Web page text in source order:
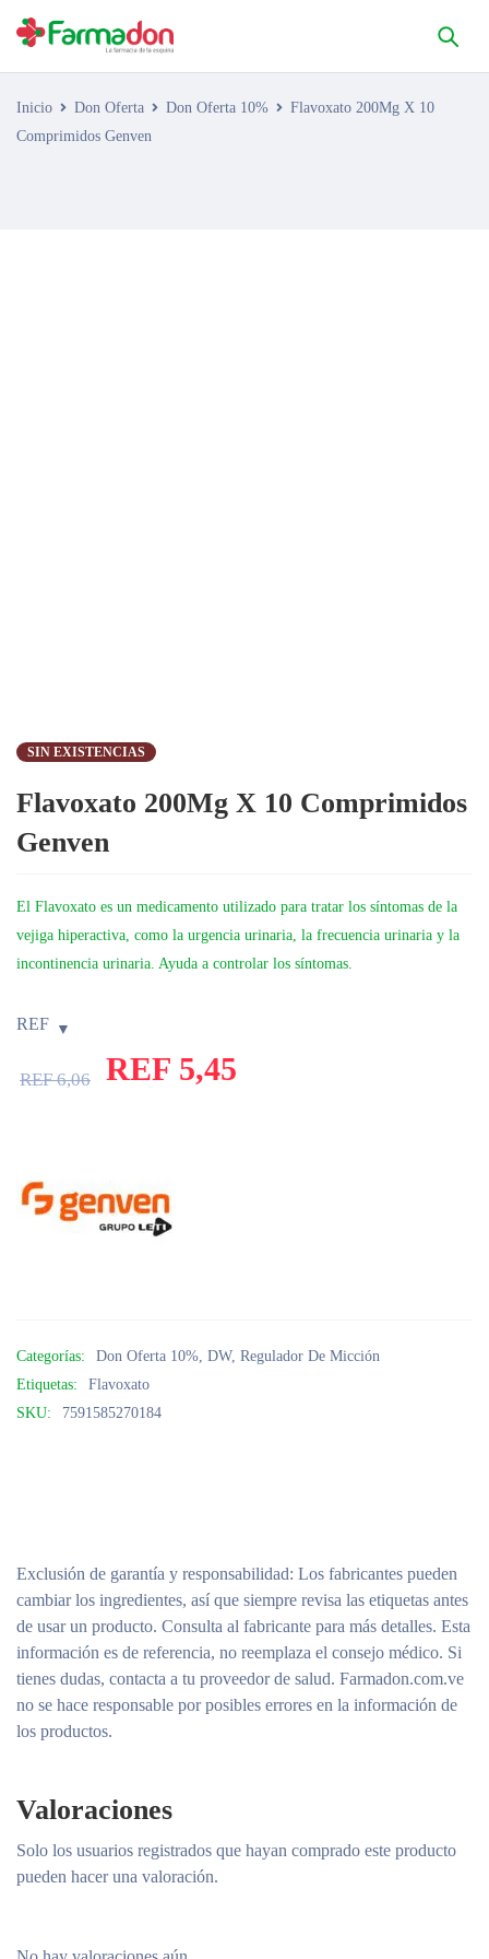
Inicio Don Oferta Don Oferta 10%
Flavoxato 200Mg X 10
Comprimidos Genven
SIN EXISTENCIAS
Flavoxato 200Mg X 10 Comprimidos
Genven
El Flavoxato es un medicamento utilizado para tratar los síntomas de la
vejiga hiperactiva, como la urgencia urinaria, la frecuencia urinaria y la
incontinencia urinaria. Ayuda a controlar los síntomas.
REF
REF6,06 REF 5,45
Categorías: Don Oferta 10%, DW, Regulador De Micción
Etiquetas:
Flavoxato
SKU:
7591585270184
Exclusión de garantía y responsabilidad: Los fabricantes pueden
cambiar los ingredientes, así que siempre revisa las etiquetas antes
de usar un producto. Consulta al fabricante para más detalles. Esta
información es de referencia, no reemplaza el consejo médico. Si
tienes dudas, contacta a tu proveedor de salud. Farmadon.com.ve
no se hace responsable por posibles errores en la información de
los productos.
Valoraciones
Solo los usuarios registrados que hayan comprado este producto
pueden hacer una valoración.